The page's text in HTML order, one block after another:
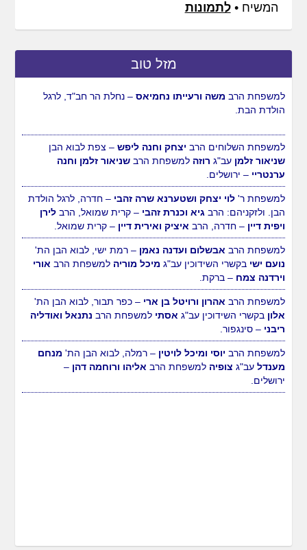
המשיח •לתמונות
מזל טוב
למשפחת הרב יוסי ומיכל לויטין– רמלה, לבוא הבן הת' מנחם
מענדל עב"ג
למשפחת הרבמשה ורעייתו נחמיאס– נחלת הר חב"ד, לרגל
הולדת הבת.
למשפחת השלוחים הרביצחק וחנה ליפש– צפת לבוא הבן
שניאור זלמןעב"גרוזהלמשפחת הרב שניאור זלמן וחנה
ערנטריי– ירושלים.
למשפחת ר'לוי יצחק ושטערנא שרה זהבי– חדרה, לרגל הולדת
הבן. ולזקניהם: הרבגיא וכנרת זהבי– קרית שמואל, הרבלירן
ויפית דיין– חדרה, הרב
למשפחת הרב אבשלום ועדנה נאמן– רמת ישי, לבוא הבן הת'
נועם ישיבקשרי השידוכין עב"גמיכל מוריה למשפחת הרבאורי
וירדנה צמח– ברקת.
למשפחת הרב אהרון ורויטל בן ארי– כפר תבור, לבוא הבן הת'
אלוןבקשרי השידוכין עב"גאסתילמשפחת הרבנתנאל ואודליה
ריבני– סינגפור.